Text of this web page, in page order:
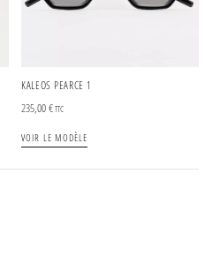
KALEOS PEARCE 1
235,00€TTC
VOIR LE MODÈLE